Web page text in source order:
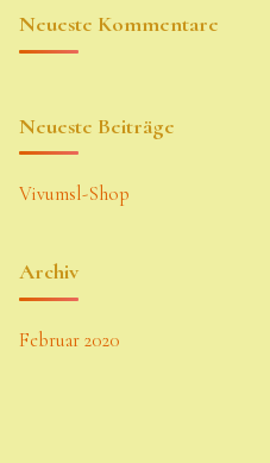
Neueste Kommentare
Neueste Beiträge
Vivumsl-Shop
Archiv
Februar 2020